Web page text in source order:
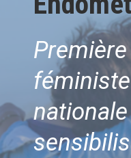
nationale